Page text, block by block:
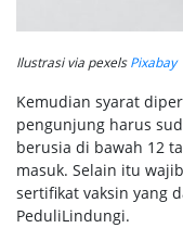
Ilustrasi via pexelsPixabay
Kemudian syarat
pengunjung harus
berusia di bawah 12
masuk. Selain itu
sertifikat vaksin yang
PeduliLindungi.